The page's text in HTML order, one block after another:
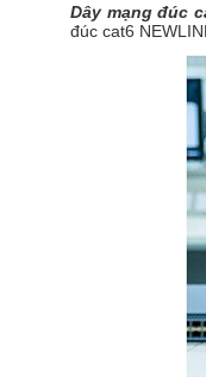
Dây mạng đúc
đúc cat6